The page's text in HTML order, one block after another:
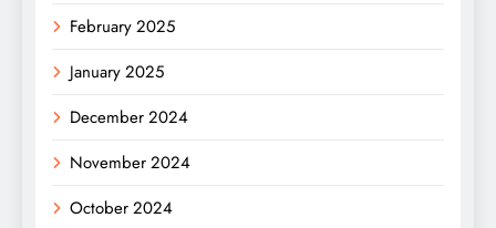
February 2025
January 2025
December 2024
November 2024
October 2024